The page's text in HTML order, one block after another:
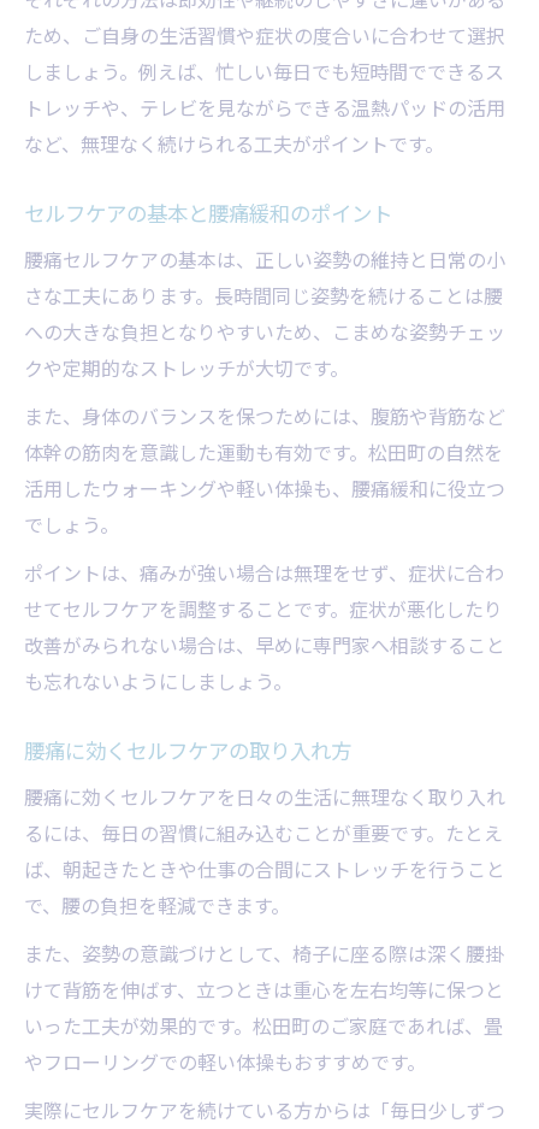
ため、ご自身の生活習慣や症状の度合いに合わせて選択
しましょう。例えば、忙しい毎日でも短時間でできるス
トレッチや、テレビを見ながらできる温熱パッドの活用
など、無理なく続けられる工夫がポイントです。
セルフケアの基本と腰痛緩和のポイント
腰痛セルフケアの基本は、正しい姿勢の維持と日常の小
さな工夫にあります。長時間同じ姿勢を続けることは腰
への大きな負担となりやすいため、こまめな姿勢チェッ
クや定期的なストレッチが大切です。
また、身体のバランスを保つためには、腹筋や背筋など
体幹の筋肉を意識した運動も有効です。松田町の自然を
活用したウォーキングや軽い体操も、腰痛緩和に役立つ
でしょう。
ポイントは、痛みが強い場合は無理をせず、症状に合わ
せてセルフケアを調整することです。症状が悪化したり
改善がみられない場合は、早めに専門家へ相談すること
も忘れないようにしましょう。
腰痛に効くセルフケアの取り入れ方
腰痛に効くセルフケアを日々の生活に無理なく取り入れ
るには、毎日の習慣に組み込むことが重要です。たとえ
ば、朝起きたときや仕事の合間にストレッチを行うこと
で、腰の負担を軽減できます。
また、姿勢の意識づけとして、椅子に座る際は深く腰掛
けて背筋を伸ばす、立つときは重心を左右均等に保つと
いった工夫が効果的です。松田町のご家庭であれば、畳
やフローリングでの軽い体操もおすすめです。
実際にセルフケアを続けている方からは「毎日少しずつ